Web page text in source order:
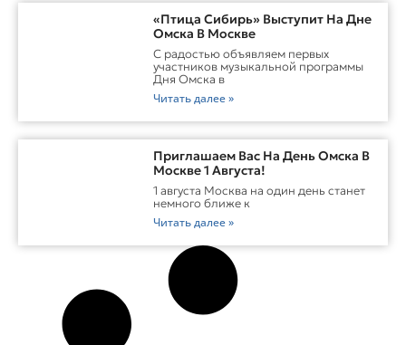
«Птица Сибирь» Выступит На Дне
Омска В Москве
С радостью объявляем первых
участников музыкальной программы
Дня Омска в
Читать далее »
Приглашаем Вас На День Омска В
Москве 1 Августа!
1 августа Москва на один день станет
немного ближе к
Читать далее »